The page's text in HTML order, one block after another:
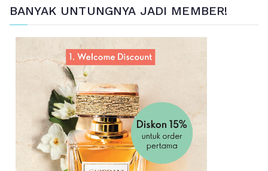
BANYAK UNTUNGNYA JADI MEMBER!